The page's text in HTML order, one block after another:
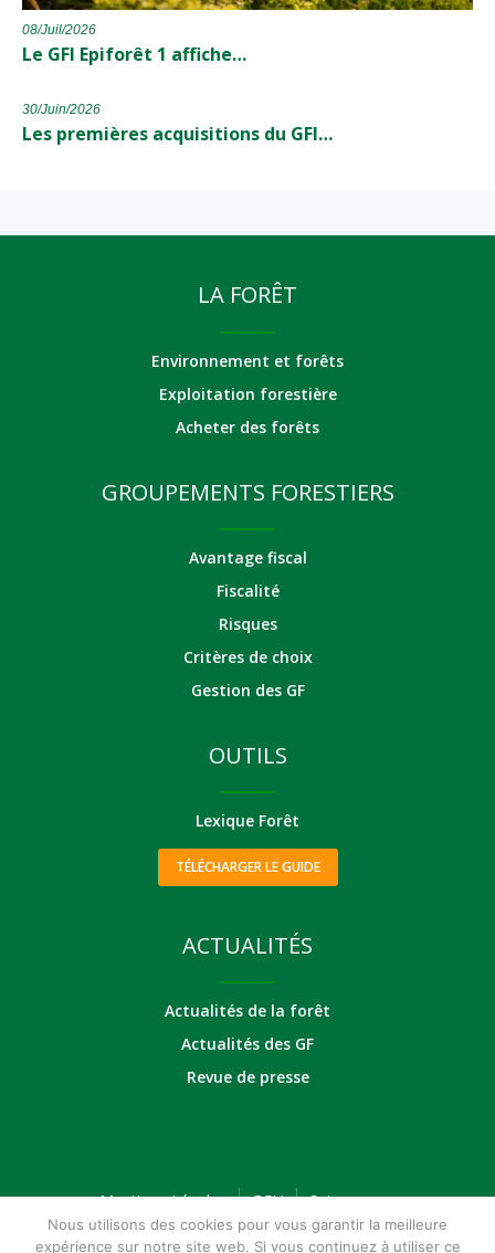
08/Juil/2026
Le GFI Epiforêt 1 affiche…
30/Juin/2026
Les premières acquisitions du GFI…
LA FORÊT
Environnement et forêts
Exploitation forestière
Acheter des forêts
GROUPEMENTS FORESTIERS
Avantage fiscal
Fiscalité
Risques
Critères de choix
Gestion des GF
OUTILS
Lexique Forêt
TÉLÉCHARGER LE GUIDE
ACTUALITÉS
Actualités de la forêt
Actualités des GF
Revue de presse
Mentions Légales CGU Suivez-nous
Nous utilisons des cookies pour vous garantir la meilleure
expérience sur notre site web. Si vous continuez à utiliser ce